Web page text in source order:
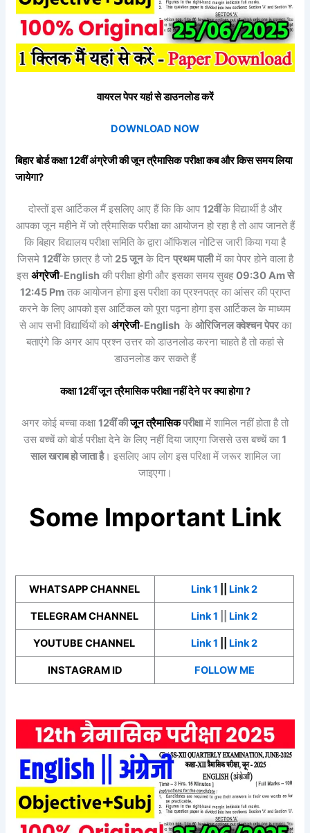
वायरल पेपर यहां से डाउनलोड करें
DOWNLOAD NOW
बिहार बोर्ड कक्षा 12वींअंग्रेजीकीजून त्रैमासिक परीक्षा कब और किस समय लिया
जायेगा?
दोस्तों इस आर्टिकल मैं इसलिए आए हैं कि कि आप12वींके विद्यार्थी है और
आपका जून महीने में जो त्रैमासिक परीक्षा का आयोजन हो रहा है तो आप जानते हैं
कि बिहार विद्यालय परीक्षा समिति के द्वारा ऑफिशल नोटिस जारी किया गया है
जिसमे 12वींके छात्र है जो 25जूनके दिन प्रथम पालीमें का पेपर होने वाला है
इस अंग्रेजी-Englishकी परीक्षा होगी और इसका समय सुबह09:30 Am से
12:45 Pm तक आयोजन होगा इस परीक्षा का प्रश्नपत्र का आंसर की प्राप्त
करने के लिए आपको इस आर्टिकल को पूरा पढ़ना होगा इस आर्टिकल के माध्यम
से आप सभी विद्यार्थियों कोअंग्रेजी-English केओरिजिनल क्वेश्चन पेपरका
बताएंगे कि अगर आप प्रश्न उत्तर को डाउनलोड करना चाहते है तो कहां से
डाउनलोड कर सकते हैं
कक्षा 12वींजून त्रैमासिकपरीक्षा नहीं देने पर क्या होगा ?
अगर कोई बच्चा कक्षा12वीं कीजून त्रैमासिकपरीक्षामें शामिल नहीं होता है तो
उस बच्चें को बोर्ड परीक्षा देने के लिए नहीं दिया जाएगा जिससे उस बच्चें का1
साल खराब हो जाता है। इसलिए आप लोग इस परिक्षा में जरूर शामिल जा
जाइएगा।
Some Important Link
WHATSAPP CHANNEL Link 1 Link 2
TELEGRAM CHANNEL Link 1 Link 2
YOUTUBE CHANNEL Link 1 Link 2
INSTAGRAM ID FOLLOW ME